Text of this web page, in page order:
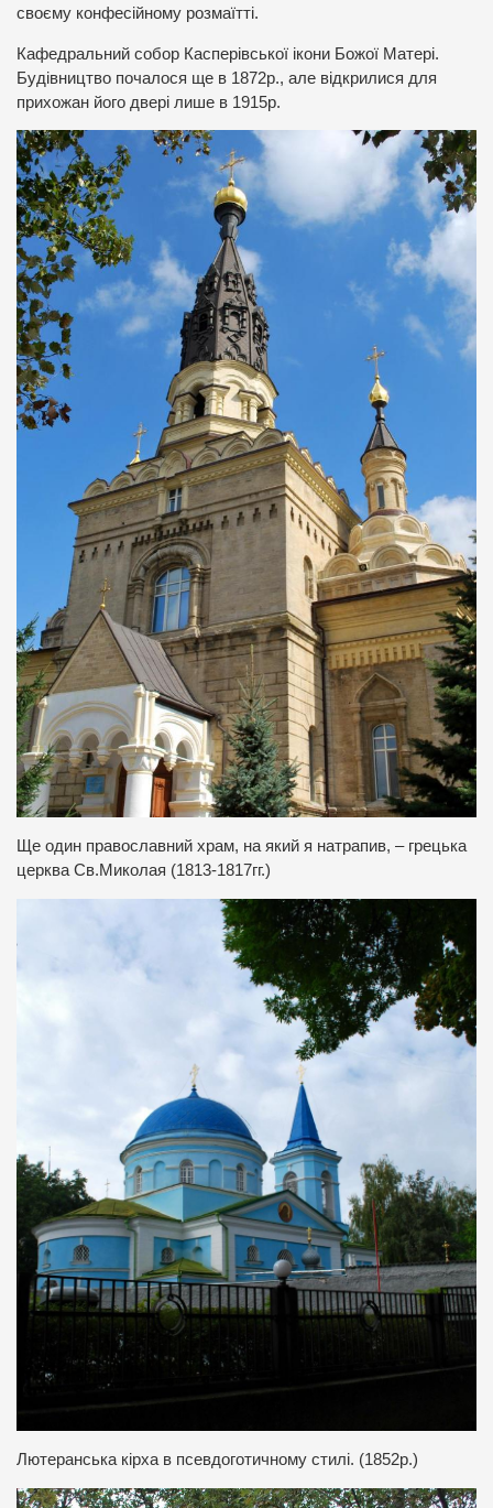
своєму конфесійному розмаїтті.
Кафедральний собор Касперівської ікони Божої Матері.
Будівництво почалося ще в 1872р., але відкрилися для
прихожан його двері лише в 1915р.
Ще один православний храм, на який я натрапив, – грецька
церква Св.Миколая (1813-1817гг.)
Лютеранська кірха в псевдоготичному стилі. (1852р.)